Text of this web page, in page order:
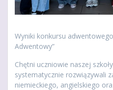
Wyniki konkursu
Adwentowy”
Chętni uczniowie naszej
systematycznie rozwiązywali
niemieckiego, angielskiego